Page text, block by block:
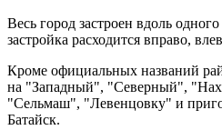
Весь город застроен вдоль
застройка расходится вправо,
Кроме официальных названий
на "Западный", "Северный",
"Сельмаш", "Левенцовку" и
Батайск.